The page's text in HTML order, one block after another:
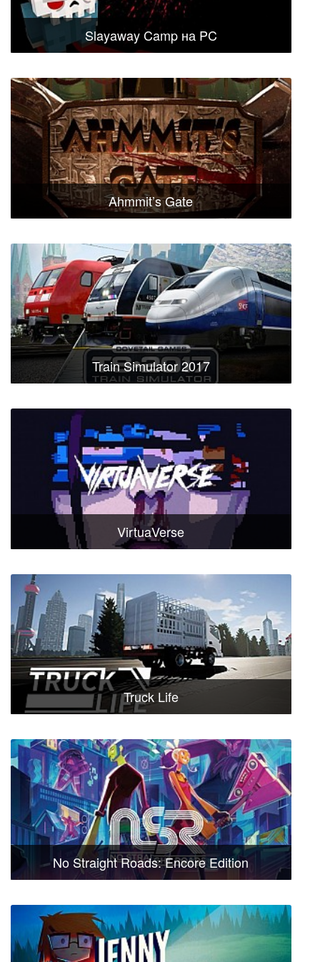
Slayaway Camp на PC
Ahmmit’s Gate
Train Simulator 2017
VirtuaVerse
Truck Life
No Straight Roads: Encore Edition